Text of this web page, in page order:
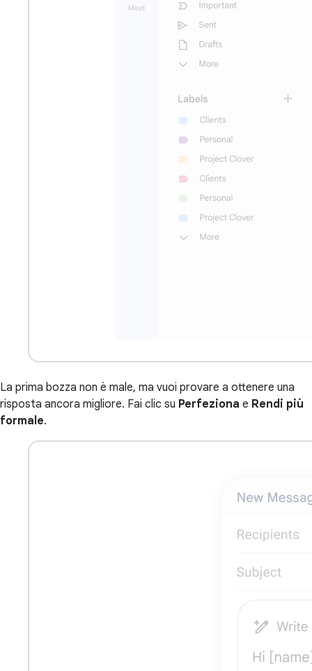
La prima bozza non è male, ma vuoi provare a ottenere una
risposta ancora migliore. Fai clic su Perfeziona e Rendi più
formale.